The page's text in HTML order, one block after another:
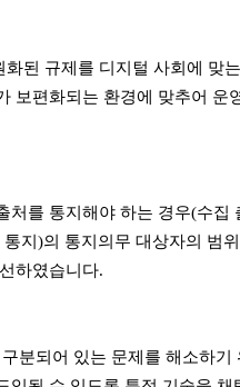
된 규제를 디지털 사회에 맞
보편화되는 환경에 맞추어 운
를 통지해야 하는 경우(수집
지)의 통지의무 대상자의 범
하였습니다.
분되어 있는 문제를 해소하기